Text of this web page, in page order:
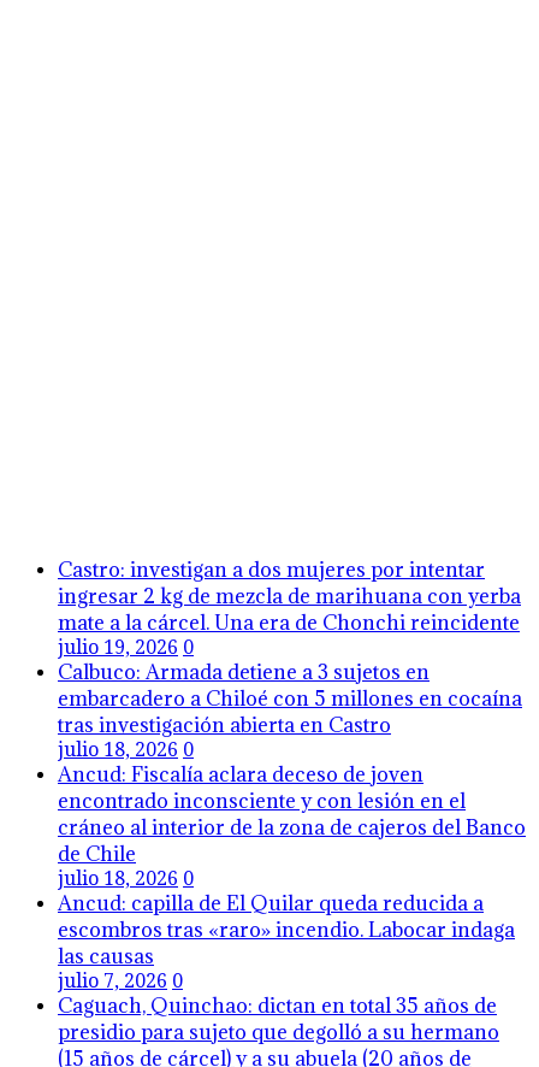
Castro: investigan a dos mujeres por intentar
ingresar 2 kg de mezcla de marihuana con yerba
mate a la cárcel. Una era de Chonchi reincidente
julio 19, 2026 0
Calbuco: Armada detiene a 3 sujetos en
embarcadero a Chiloé con 5 millones en cocaína
tras investigación abierta en Castro
julio 18, 2026 0
Ancud: Fiscalía aclara deceso de joven
encontrado inconsciente y con lesión en el
cráneo al interior de la zona de cajeros del Banco
de Chile
julio 18, 2026 0
Ancud: capilla de El Quilar queda reducida a
escombros tras «raro» incendio. Labocar indaga
las causas
julio 7, 2026 0
Caguach, Quinchao: dictan en total 35 años de
presidio para sujeto que degolló a su hermano
(15 años de cárcel) y a su abuela (20 años de